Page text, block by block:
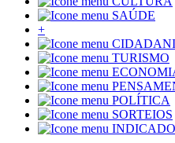
SAÚDE
+
TURISMO
POLÍTICA
SORTEIOS